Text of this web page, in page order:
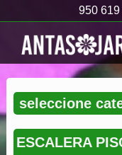
950 619
ESCALERA